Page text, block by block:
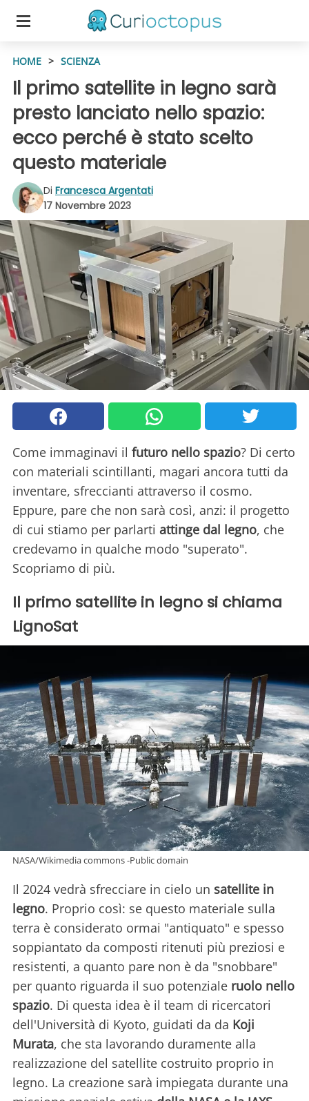
HOME > SCIENZA
Il primo satellite in legno sarà
presto lanciato nello spazio:
ecco perché è stato scelto
questo materiale
Di Francesca Argentati
17 Novembre 2023
Come immaginavi il futuro nello spazio? Di certo
con materiali scintillanti, magari ancora tutti da
inventare, sfreccianti attraverso il cosmo.
Eppure, pare che non sarà così, anzi: il progetto
di cui stiamo per parlarti attinge dal legno, che
credevamo in qualche modo "superato".
Scopriamo di più.
Il primo satellite in legno si chiama
LignoSat
NASA/Wikimedia commons -Public domain
Il 2024 vedrà sfrecciare in cielo un satellite in
legno. Proprio così: se questo materiale sulla
terra è considerato ormai "antiquato" e spesso
soppiantato da composti ritenuti più preziosi e
resistenti, a quanto pare non è da "snobbare"
per quanto riguarda il suo potenziale ruolo nello
spazio. Di questa idea è il team di ricercatori
dell'Università di Kyoto, guidati da da Koji
Murata, che sta lavorando duramente alla
realizzazione del satellite costruito proprio in
legno. La creazione sarà impiegata durante una